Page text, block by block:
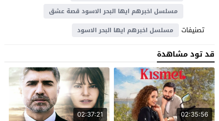
مسلسل اخبرهم ايها البحر الاسود قصة عشق
تصنيفات مسلسل اخبرهم ايها البحر الاسود
قد تود مشاهدة
02:35:56
02:37:21